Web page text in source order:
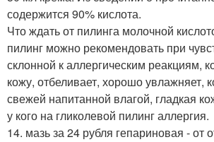
содержится 90% кислота.
Что ждать от пилинга молочной
пилинг можно рекомендовать при
склонной к аллергическим реакциям,
кожу, отбеливает, хорошо увлажняет,
свежей напитанной влагой, гладкая
у кого на гликолевой пилинг аллергия.
14. мазь за 24 рубля гепариновая - от